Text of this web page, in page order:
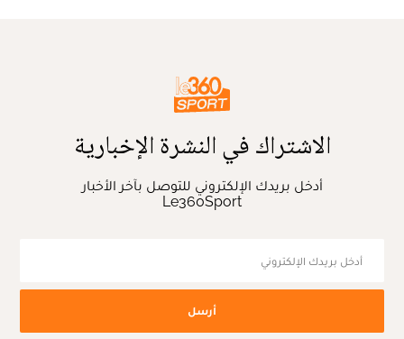
الاشتراك في النشرة الإخبارية
أدخل بريدك الإلكتروني للتوصل بآخر الأخبار
Le360Sport
أرسل